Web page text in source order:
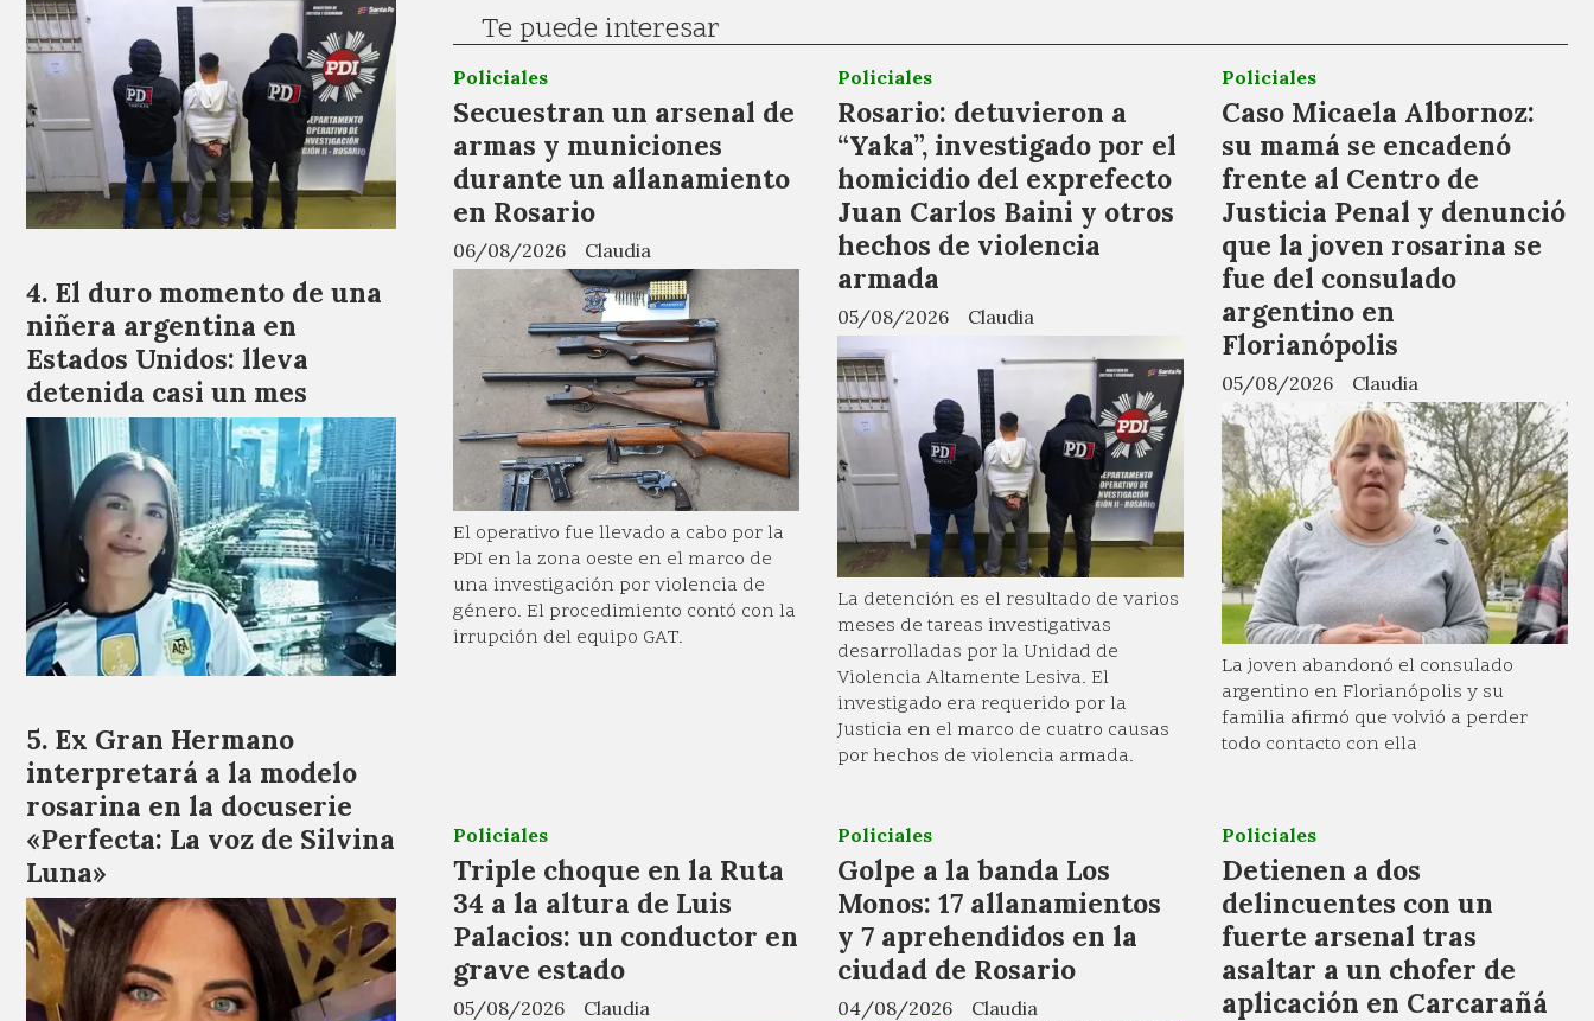
Te puede interesar
Secuestran un arsenal de
armas y municiones
durante un allanamiento
en Rosario
Claudia
Policiales
06/08/2026
El operativo fue llevado a cabo por la
PDI en la zona oeste en el marco de
una investigación por violencia de
género. El procedimiento contó con la
irrupción del equipo GAT.
Rosario: detuvieron a
“Yaka”, investigado por el
homicidio del exprefecto
Juan Carlos Baini y otros
hechos de violencia
armada
Claudia
Policiales
05/08/2026
La detención es el resultado de varios
meses de tareas investigativas
desarrolladas por la Unidad de
Violencia Altamente Lesiva. El
investigado era requerido por la
Justicia en el marco de cuatro causas
por hechos de violencia armada.
Caso Micaela Albornoz:
su mamá se encadenó
frente al Centro de
Justicia Penal y denunció
que la joven rosarina se
fue del consulado
argentino en
Florianópolis
Claudia
Policiales
05/08/2026
La joven abandonó el consulado
argentino en Florianópolis y su
familia afirmó que volvió a perder
todo contacto con ella
Triple choque en la Ruta
34 a la altura de Luis
Palacios: un conductor en
grave estado
Claudia
Policiales
05/08/2026
Golpe a la banda Los
Monos: 17 allanamientos
y 7 aprehendidos en la
ciudad de Rosario
Claudia
Policiales
04/08/2026
Detienen a dos
delincuentes con un
fuerte arsenal tras
asaltar a un chofer de
aplicación en Carcarañá
Policiales
El duro momento de una
niñera argentina en
Estados Unidos: lleva
detenida casi un mes
Ex Gran Hermano
interpretará a la modelo
rosarina en la docuserie
«Perfecta: La voz de Silvina
Luna»